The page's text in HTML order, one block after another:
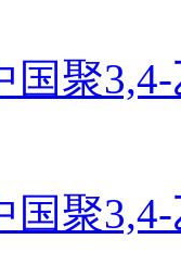
国聚
国聚